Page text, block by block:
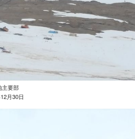
主要部
月30日